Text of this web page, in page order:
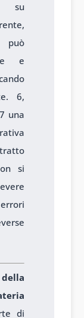
su
può
e
6,
una
si
di